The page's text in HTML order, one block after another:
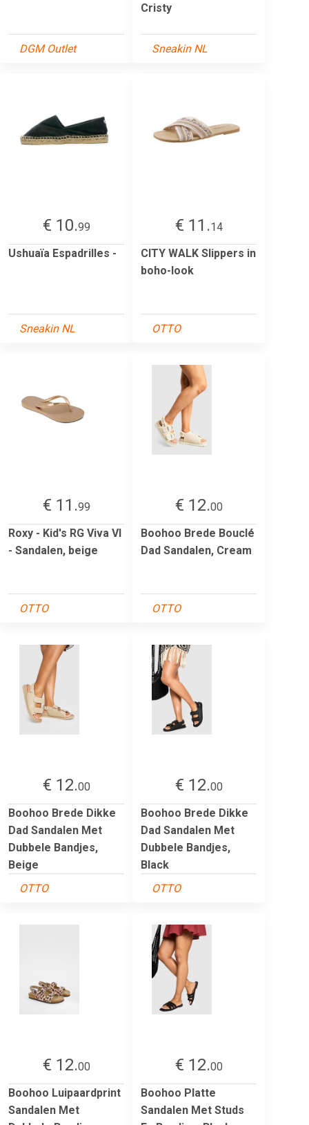
DGM Outlet
Cristy
Sneakin NL
€ 10.99
Ushuaïa Espadrilles -
Sneakin NL
€ 11.14
CITY WALK Slippers in
boho-look
OTTO
€ 11.99
Roxy - Kid's RG Viva VI
- Sandalen, beige
OTTO
€ 12.00
Boohoo Brede Bouclé
Dad Sandalen, Cream
OTTO
€ 12.00
Boohoo Brede Dikke
Dad Sandalen Met
Dubbele Bandjes,
Beige
OTTO
€ 12.00
Boohoo Brede Dikke
Dad Sandalen Met
Dubbele Bandjes,
Black
OTTO
€ 12.00
Boohoo Luipaardprint
Sandalen Met
€ 12.00
Boohoo Platte
Sandalen Met Studs